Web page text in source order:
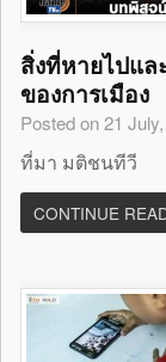
สิ่งที่หายไปแล
ของการเมือง
Posted on 21
ที่มา มติชนทีวี
CONTINUE